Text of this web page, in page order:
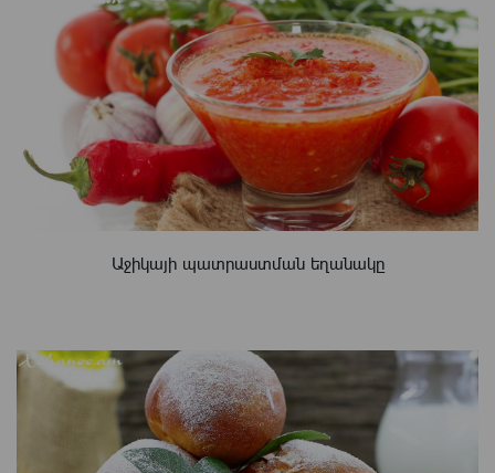
Աջիկայի պատրաստման եղանակը